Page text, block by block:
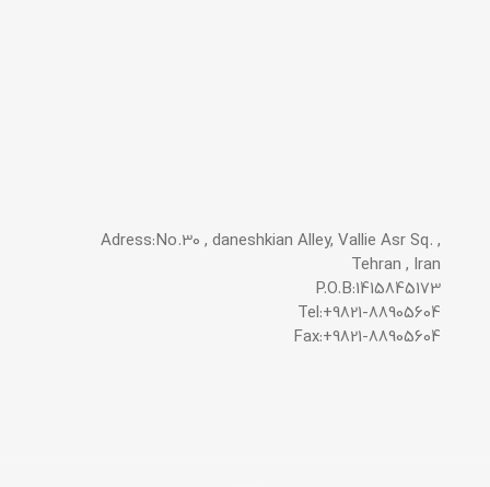
Adress:No.30 , daneshkian Alley, Vallie Asr Sq. ,
Tehran , Iran
P.O.B:1415845173
Tel:+9821-88905604
Fax:+9821-88905604